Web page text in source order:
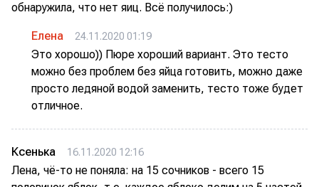
обнаружила, что нет яиц. Всё получилось:)
Елена 24.11.2020 01:19
Это хорошо)) Пюре хороший вариант. Это тесто
можно без проблем без яйца готовить, можно даже
просто ледяной водой заменить, тесто тоже будет
отличное.
Ксенька 16.11.2020 12:16
Лена, чё-то не поняла: на 15 сочников - всего 15